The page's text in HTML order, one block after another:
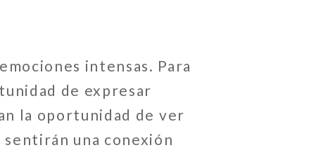
intensas. Para
de expresar
la oportunidad de ver
una conexión